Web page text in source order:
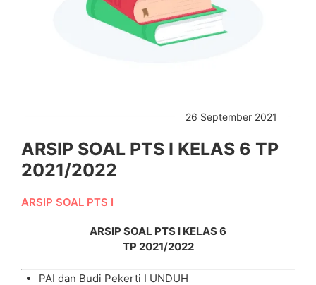
26 September 2021
ARSIP SOAL PTS I KELAS 6 TP
2021/2022
ARSIP SOAL PTS I
ARSIP SOAL PTS I KELAS 6
TP 2021/2022
PAI dan Budi Pekerti I UNDUH